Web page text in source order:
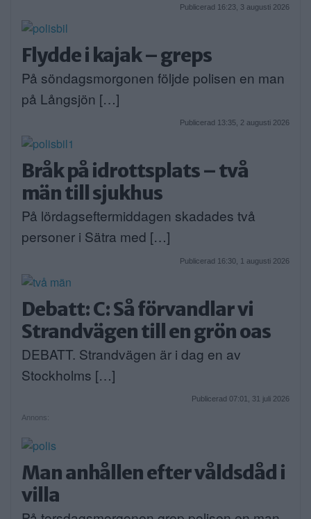
Publicerad 16:23, 3 augusti 2026
Flydde i kajak – greps
På söndagsmorgonen följde polisen en man
på Långsjön […]
Publicerad 13:35, 2 augusti 2026
Bråk på idrottsplats – två
män till sjukhus
På lördagseftermiddagen skadades två
personer i Sätra med […]
Publicerad 16:30, 1 augusti 2026
Debatt: C: Så förvandlar vi
Strandvägen till en grön oas
DEBATT. Strandvägen är i dag en av
Stockholms […]
Publicerad 07:01, 31 juli 2026
Annons:
Man anhållen efter våldsdåd i
villa